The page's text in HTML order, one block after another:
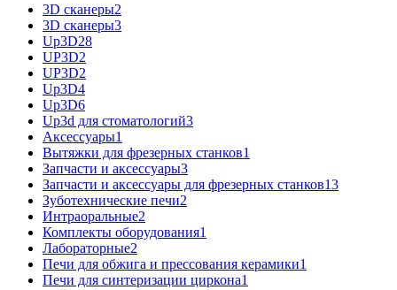
3D сканеры2
3D сканеры3
Up3D28
UP3D2
UP3D2
Up3D4
Up3D6
Up3d для стоматологий3
Аксессуары1
Вытяжки для фрезерных станков1
Запчасти и аксессуары3
Запчасти и аксессуары для фрезерных станков13
Зуботехнические печи2
Интраоральные2
Комплекты оборудования1
Лабораторные2
Печи для обжига и прессования керамики1
Печи для синтеризации циркона1